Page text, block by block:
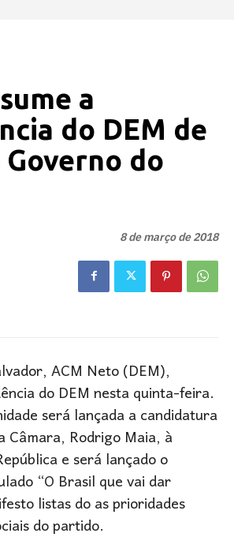
a
do DEM de
do
8 de março de 2018
ACM Neto (DEM),
do DEM nesta quinta-feira.
será lançada a candidatura
Câmara, Rodrigo Maia, à
e será lançado o
“O Brasil que vai dar
listas do as prioridades
do partido.